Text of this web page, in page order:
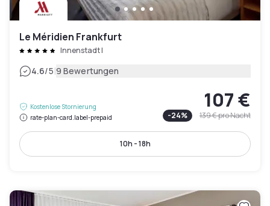
Le Méridien Frankfurt
Innenstadt I
4.6/5|9 Bewertungen
Kostenlose Stornierung
rate-plan-card.label-prepaid
107 €
-24% 139 €pro Nacht
10h - 18h